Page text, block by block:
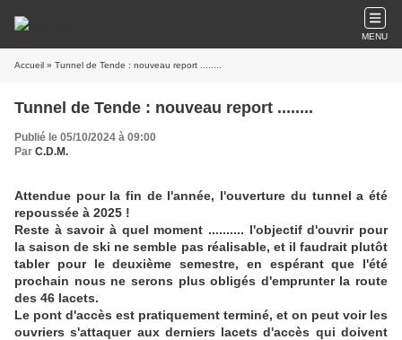
MENU
Accueil » Tunnel de Tende : nouveau report ........
Tunnel de Tende : nouveau report ........
Publié le 05/10/2024 à 09:00
Par C.D.M.
Attendue pour la fin de l'année, l'ouverture du tunnel a été
repoussée à 2025 !
Reste à savoir à quel moment .......... l'objectif d'ouvrir pour
la saison de ski ne semble pas réalisable, et il faudrait plutôt
tabler pour le deuxième semestre, en espérant que l'été
prochain nous ne serons plus obligés d'emprunter la route
des 46 lacets.
Le pont d'accès est pratiquement terminé, et on peut voir les
ouvriers s'attaquer aux derniers lacets d'accès qui doivent